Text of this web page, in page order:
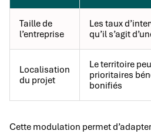
Taille de
l’entreprise
Les taux
qu’il s’agit
Localisation
du projet
Le territoire
prioritaires
bonifiés
Cette modulation permet